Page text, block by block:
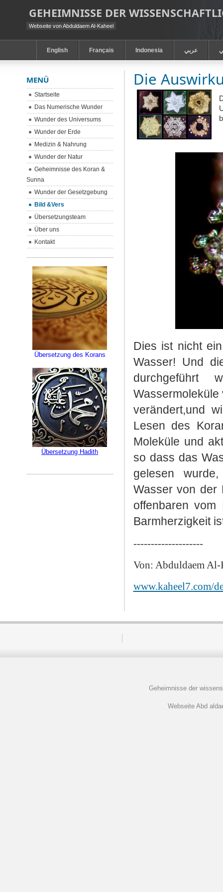
GEHEIMNISSE DER
Webseite von Abduldaem Al-Kaheel
English Français Indonesia عربي
Die
Dies ist nicht
Wasser! Und
verändert,und
Lesen des
Moleküle und
so dass das
gelesen wurde,
Wasser von der
offenbaren
Barmherzigkeit
--------------------
Von: Abduldaem Al-
www.kaheel7.com/
MENÜ
Startseite
Das Numerische Wunder
Wunder des Universums
Wunder der Erde
Medizin & Nahrung
Wunder der Natur
Geheimnisse des Koran &
Sunna
Wunder der Gesetzgebung
Bild &Vers
Übersetzungsteam
Über uns
Kontakt
Übersetzung des Korans
Übersetzung Hadith
Geheimnisse der
Webseite Abd